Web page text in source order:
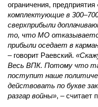
ограничения, предприятия
комплектующие в
сверхприбыли
то, что МО
прибыли оседает в
– говорит Раевский.
Весь ВПК. Потому что
поступит наше
действовать по букве
разгар войны», – считает